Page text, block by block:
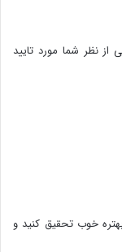
از نظر شما مورد تایید
خوب تحقیق کنید و